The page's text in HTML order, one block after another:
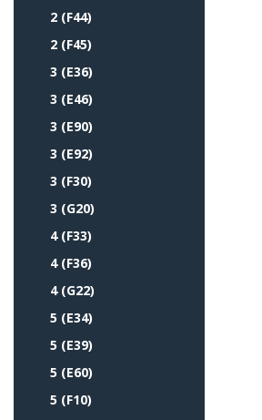
2 (F44)
2 (F45)
3 (E36)
3 (E46)
3 (E90)
3 (E92)
3 (F30)
3 (G20)
4 (F33)
4 (F36)
4 (G22)
5 (E34)
5 (E39)
5 (E60)
5 (F10)